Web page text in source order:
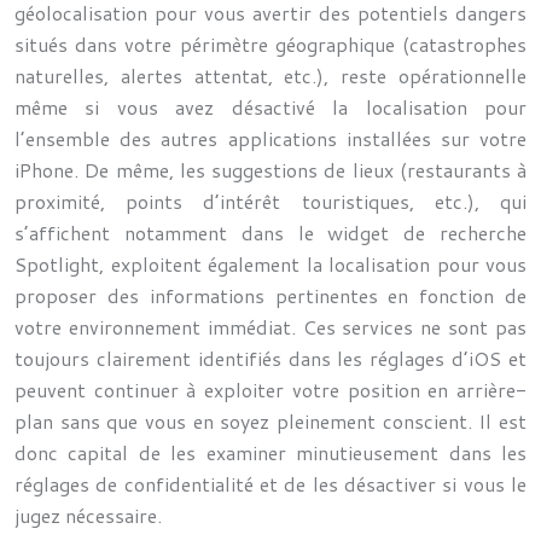
géolocalisation pour vous avertir des potentiels dangers
situés dans votre périmètre géographique (catastrophes
naturelles, alertes attentat, etc.), reste opérationnelle
même si vous avez désactivé la localisation pour
l’ensemble des autres applications installées sur votre
iPhone. De même, les suggestions de lieux (restaurants à
proximité, points d’intérêt touristiques, etc.), qui
s’affichent notamment dans le widget de recherche
Spotlight, exploitent également la localisation pour vous
proposer des informations pertinentes en fonction de
votre environnement immédiat. Ces services ne sont pas
toujours clairement identifiés dans les réglages d’iOS et
peuvent continuer à exploiter votre position en arrière-
plan sans que vous en soyez pleinement conscient. Il est
donc capital de les examiner minutieusement dans les
réglages de confidentialité et de les désactiver si vous le
jugez nécessaire.